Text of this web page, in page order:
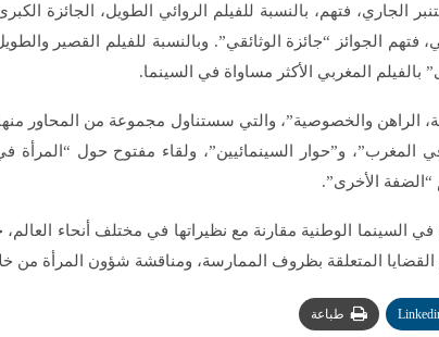
جوائز المهرجان، التي سيعلن عنها خلال حفل الاختتام يوم 28 شتنبر الجاري، فتهم، بالنسبة
فتهم الجوائز “جائزة الوثائقي”. وبالنسبة للفيلم القصير
المغربي الأكثر مساواة في السينما.
والخصوصية”، والتي سستناول مجموعة من المحاور منها
في المغرب”، و”حوار السينمائيين”، ولقاء مفتوح حول
الأخرى”.
السينما الوطنية مقارنة مع نظيراتها في مختلف أنحاء
المتعلقة بظروف الممارسة، ومناقشة شؤون المرأة من
طباعة